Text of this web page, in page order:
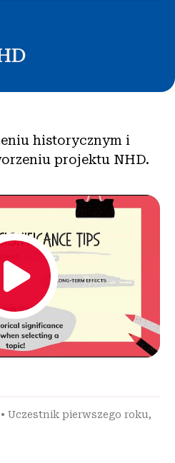
historycznym i
projektu NHD.
• Uczestnik pierwszego roku,